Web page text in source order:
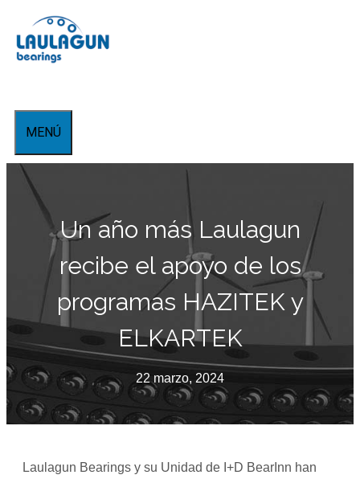
contenido
MENÚ
Un año más Laulagun
recibe el apoyo de los
programas HAZITEK y
ELKARTEK
22 marzo, 2024
Laulagun Bearings y su Unidad de I+D BearInn han